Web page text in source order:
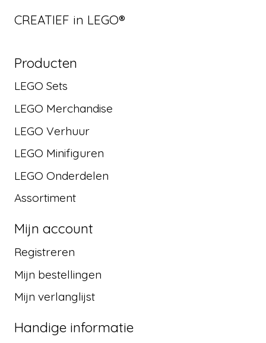
CREATIEF in LEGO®
Producten
LEGO Sets
LEGO Merchandise
LEGO Verhuur
LEGO Minifiguren
LEGO Onderdelen
Assortiment
Mijn account
Registreren
Mijn bestellingen
Mijn verlanglijst
Handige informatie